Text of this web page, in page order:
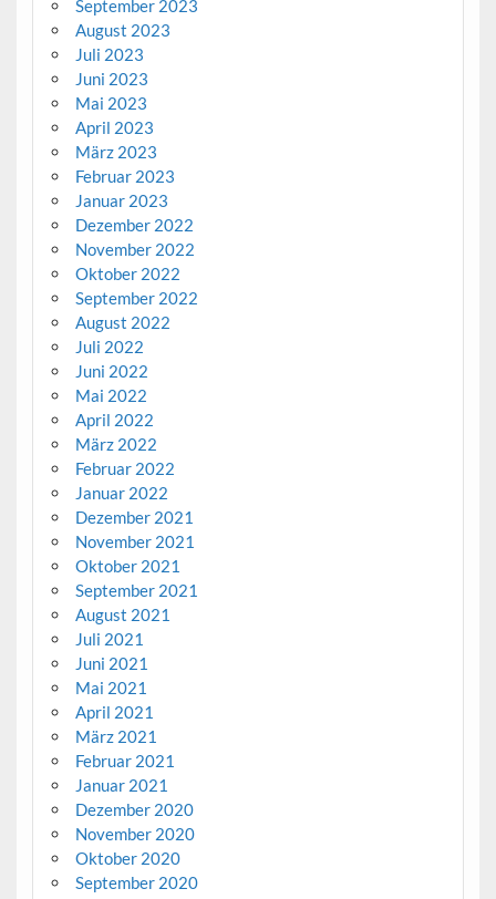
September 2023
August 2023
Juli 2023
Juni 2023
Mai 2023
April 2023
März 2023
Februar 2023
Januar 2023
Dezember 2022
November 2022
Oktober 2022
September 2022
August 2022
Juli 2022
Juni 2022
Mai 2022
April 2022
März 2022
Februar 2022
Januar 2022
Dezember 2021
November 2021
Oktober 2021
September 2021
August 2021
Juli 2021
Juni 2021
Mai 2021
April 2021
März 2021
Februar 2021
Januar 2021
Dezember 2020
November 2020
Oktober 2020
September 2020